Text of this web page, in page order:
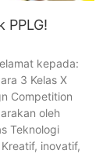
PPLG!
kepada:
3 Kelas X
Competition
oleh
Teknologi
inovatif,